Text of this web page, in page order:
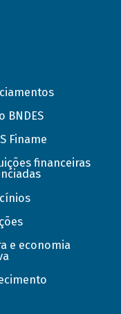
BNDES
Finame
financeiras
e economia